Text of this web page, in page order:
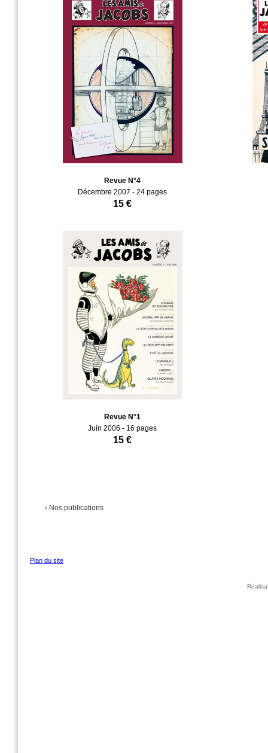
Revue N°4
Décembre 2007 - 24 pages
15 €
Revue N°1
Juin 2006 - 16 pages
15 €
‹ Nos publications
Plan du site